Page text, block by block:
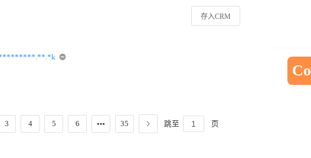
存入CRM
3 4 5 6 35 跳至 页
Co